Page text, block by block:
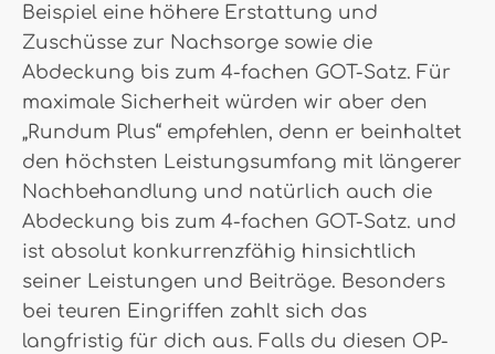
Beispiel eine höhere Erstattung und
Zuschüsse zur Nachsorge sowie die
Abdeckung bis zum 4-fachen GOT-Satz. Für
maximale Sicherheit würden wir aber den
„Rundum Plus“ empfehlen, denn er beinhaltet
den höchsten Leistungsumfang mit längerer
Nachbehandlung und natürlich auch die
Abdeckung bis zum 4-fachen GOT-Satz. und
ist absolut konkurrenzfähig hinsichtlich
seiner Leistungen und Beiträge. Besonders
bei teuren Eingriffen zahlt sich das
langfristig für dich aus. Falls du diesen OP-